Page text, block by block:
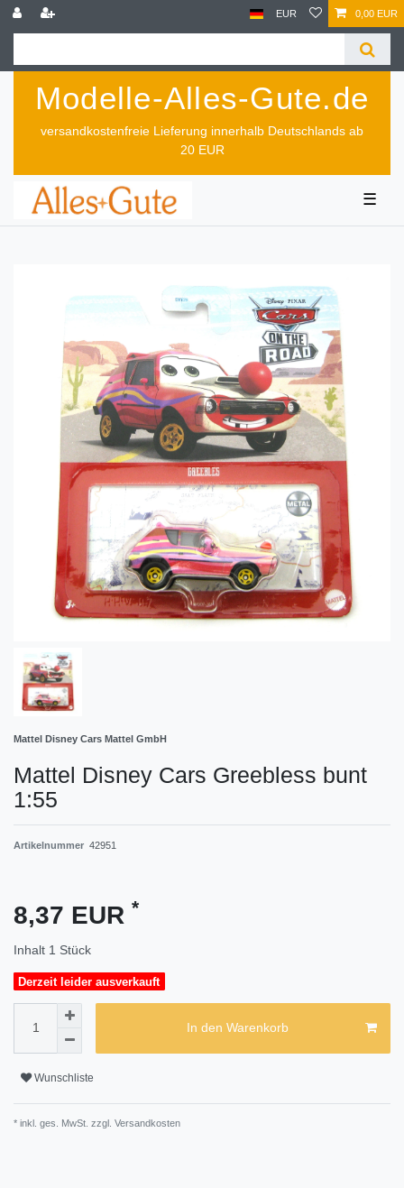
EUR 0,00 EUR
Modelle-Alles-Gute.de
versandkostenfreie Lieferung innerhalb Deutschlands ab
20 EUR
☰
Mattel Disney Cars Mattel GmbH
Mattel Disney Cars Greebless bunt
1:55
Artikelnummer 42951
8,37 EUR *
Inhalt 1 Stück
Derzeit leider ausverkauft
In den Warenkorb
Wunschliste
* inkl. ges. MwSt. zzgl. Versandkosten